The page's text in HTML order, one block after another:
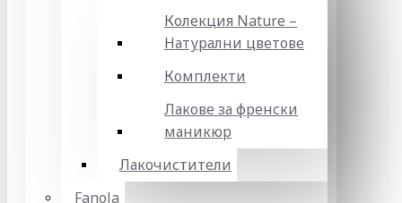
Колекция Nature –
Натурални цветове
Комплекти
Лакове за френски
маникюр
Лакочистители
Fanola